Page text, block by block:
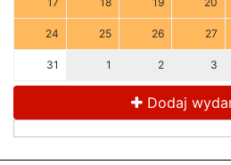
24 25 26 27
31 1 2 3
Dodaj